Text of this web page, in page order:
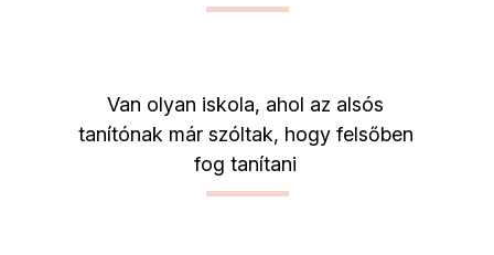
Van olyan iskola, ahol az alsós
tanítónak már szóltak, hogy felsőben
fog tanítani